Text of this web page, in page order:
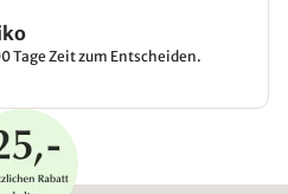
Tage Zeit zum Entscheiden.